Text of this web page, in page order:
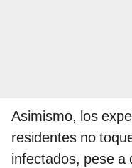
Asimismo, los
residentes no
infectados, pese a